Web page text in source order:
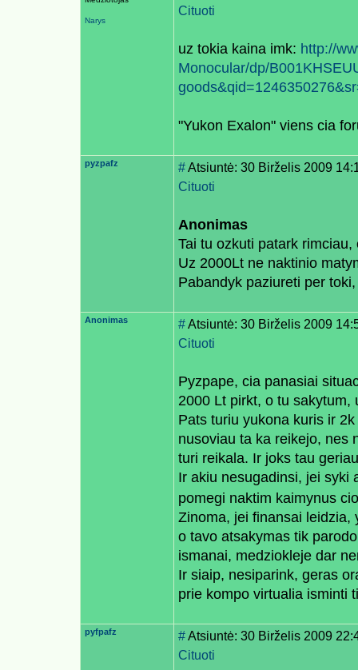
Narys
Cituoti
uz tokia kaina imk: http://
Monocular/dp/
"Yukon Exalon" viens cia
pyzpafz #Atsiuntė: 30 Birželis 2009
Cituoti
Anonimas
Tai tu ozkuti patark
Uz 2000Lt ne naktinio
Pabandyk paziureti per
Anonimas #Atsiuntė: 30 Birželis 2009
Cituoti
Pyzpape, cia panasiai
2000 Lt pirkt, o tu
Pats turiu yukona kuris ir
nusoviau ta ka reikejo, nes
turi reikala. Ir joks tau
Ir akiu nesugadinsi, jei syki
pomegi naktim kaimynus
Zinoma, jei finansai leidzia,
o tavo atsakymas tik
ismanai, medziokleje dar
Ir siaip, nesiparink, geras
prie kompo virtualia isminti
pyfpafz #Atsiuntė: 30 Birželis 2009
Cituoti